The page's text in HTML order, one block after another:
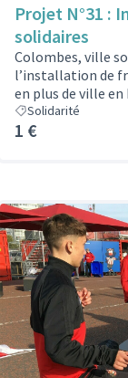
Projet N°31 :
solidaires
Colombes, ville
l’installation de
en plus de ville en
Solidarité
1 €